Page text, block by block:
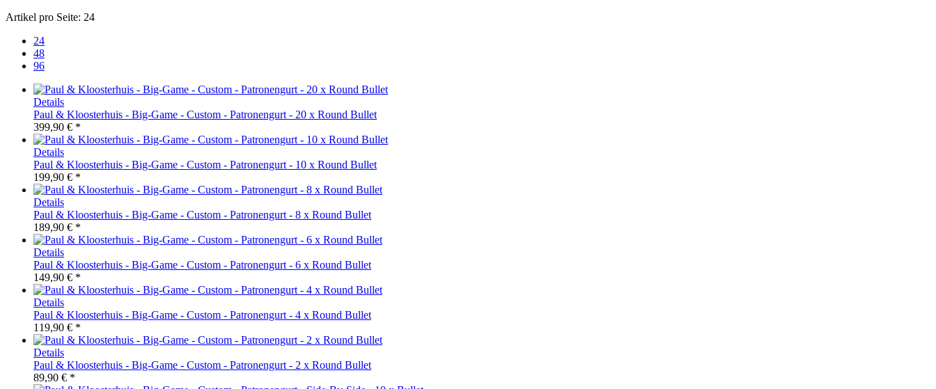
Artikel pro Seite: 24
24
48
96
Details
Paul & Kloosterhuis - Big-Game - Custom - Patronengurt - 20 x Round Bullet
399,90 € *
Details
Paul & Kloosterhuis - Big-Game - Custom - Patronengurt - 10 x Round Bullet
199,90 € *
Details
Paul & Kloosterhuis - Big-Game - Custom - Patronengurt - 8 x Round Bullet
189,90 € *
Details
Paul & Kloosterhuis - Big-Game - Custom - Patronengurt - 6 x Round Bullet
149,90 € *
Details
Paul & Kloosterhuis - Big-Game - Custom - Patronengurt - 4 x Round Bullet
119,90 € *
Details
Paul & Kloosterhuis - Big-Game - Custom - Patronengurt - 2 x Round Bullet
89,90 € *